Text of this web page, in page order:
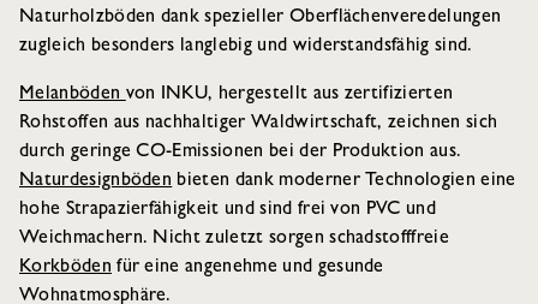
Naturholzböden dank spezieller Oberflächenveredelungen
zugleich besonders langlebig und widerstandsfähig sind.
Melanböden von INKU, hergestellt aus zertifizierten
Rohstoffen aus nachhaltiger Waldwirtschaft, zeichnen sich
durch geringe CO-Emissionen bei der Produktion aus.
Naturdesignböden bieten dank moderner Technologien eine
hohe Strapazierfähigkeit und sind frei von PVC und
Weichmachern. Nicht zuletzt sorgen schadstofffreie
Korkböden für eine angenehme und gesunde
Wohnatmosphäre.